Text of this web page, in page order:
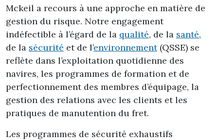
Mckeil a recours à une approche en matière de
gestion du risque. Notre engagement
indéfectible à l’égard de la qualité, de la santé,
de la sécurité et de l’environnement(QSSE) se
reflète dans l’exploitation quotidienne des
navires, les programmes de formation et de
perfectionnement des membres d’équipage, la
gestion des relations avec les clients et les
pratiques de manutention du fret.
Les programmes de sécurité exhaustifs